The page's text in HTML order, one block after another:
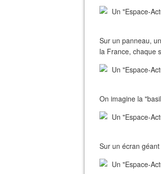
Sur un panneau,
la France, chaque
On imagine la
Sur un écran